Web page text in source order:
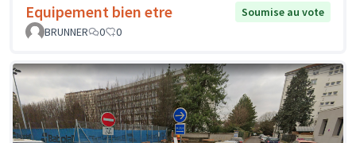
Equipement bien etre
Soumise au vote
BRUNNER
0 0